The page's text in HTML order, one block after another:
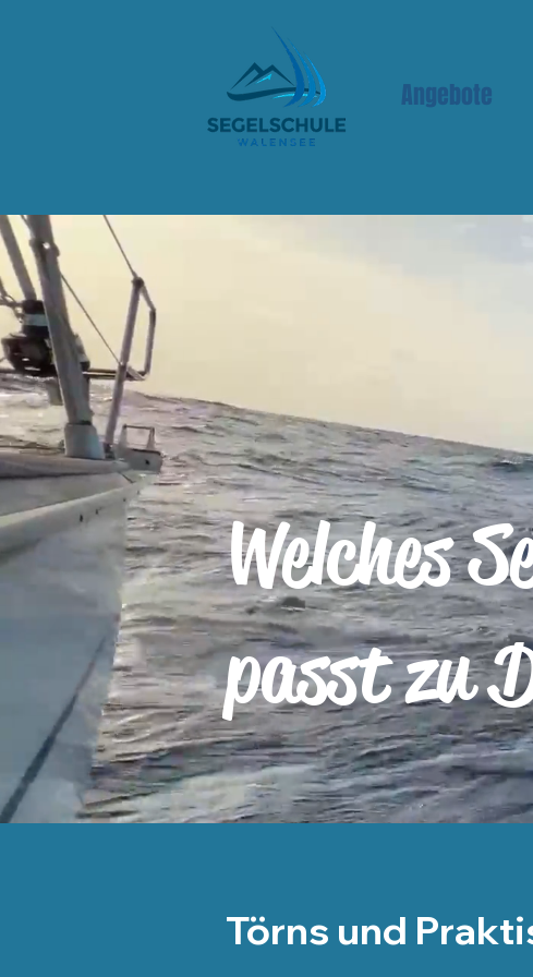
Angebote
Welches
passt zu
Törns und